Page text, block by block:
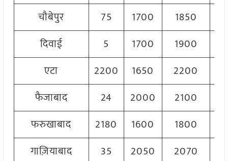
चौबेपुर
75 1700 1850
दिवाई
5 1700 1900
एटा
2200 1650 2200
फैजाबाद
24 2000 2100
फरुखाबाद
2180 1600 1800
गाज़ियाबाद
35 2050 2070